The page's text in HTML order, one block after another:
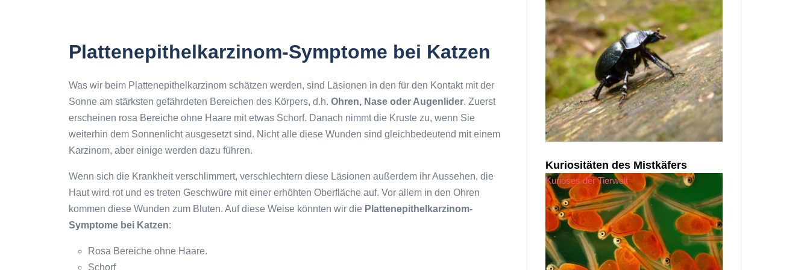
Plattenepithelkarzinom-Symptome bei Katzen
Was wir beim Plattenepithelkarzinom schätzen werden, sind Läsionen in den für den Kontakt mit der
Sonne am stärksten gefährdeten Bereichen des Körpers, d.h. Ohren, Nase oder Augenlider. Zuerst
erscheinen rosa Bereiche ohne Haare mit etwas Schorf. Danach nimmt die Kruste zu, wenn Sie
weiterhin dem Sonnenlicht ausgesetzt sind. Nicht alle diese Wunden sind gleichbedeutend mit einem
Karzinom, aber einige werden dazu führen.
Wenn sich die Krankheit verschlimmert, verschlechtern diese Läsionen außerdem ihr Aussehen, die
Haut wird rot und es treten Geschwüre mit einer erhöhten Oberfläche auf. Vor allem in den Ohren
kommen diese Wunden zum Bluten. Auf diese Weise könnten wir die Plattenepithelkarzinom-
Symptome bei Katzen:
Rosa Bereiche ohne Haare.
Schorf
Kuriositäten des Mistkäfers
Kurioses der Tierwelt